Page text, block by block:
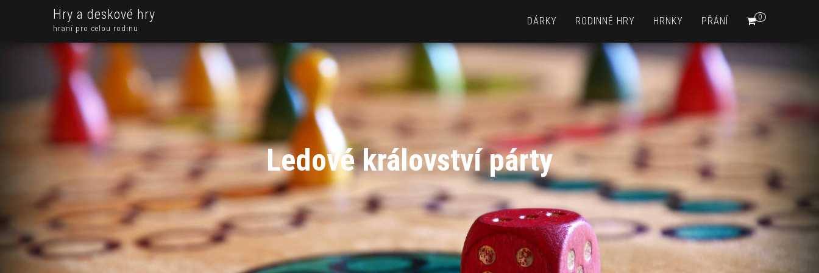
Hry a deskové hry
hraní pro celou rodinu
0
DÁRKY RODINNÉ HRY HRNKY PŘÁNÍ
Ledové království párty